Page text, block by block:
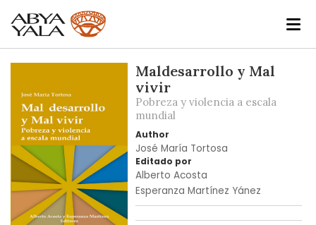
the
end
the
images
gallery
Maldesarrollo y Mal
vivir
Pobreza y violencia a escala
mundial
Author
José María Tortosa
Editado por
Alberto Acosta
Esperanza Martínez Yánez